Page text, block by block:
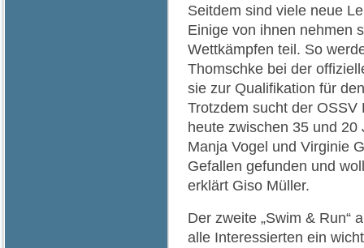
Seitdem sind viele neue
Einige von ihnen nehmen
Wettkämpfen teil. So
Thomschke bei der
sie zur Qualifikation für
Trotzdem sucht der
heute zwischen 35 und 20
Manja Vogel und Virginie
Gefallen gefunden und
erklärt Giso Müller.
Der zweite „Swim & Run“
alle Interessierten ein